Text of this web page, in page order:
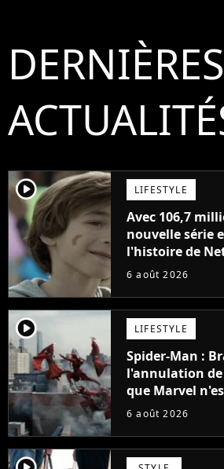
DERNIÈRES
player2 LIFESTYLE
Avec 106,7
nouvelle série
l'histoire de
48 jours
6 août 2026
player2 LIFESTYLE
Spider-Man :
l'annulation
que Marvel
faire quoi que
6 août 2026